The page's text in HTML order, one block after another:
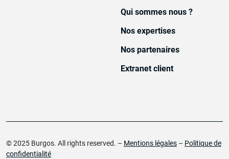
Qui sommes nous ?
Nos expertises
Nos partenaires
Extranet client
© 2025 Burgos. All rights reserved. – Mentions légales – Politique de
confidentialité